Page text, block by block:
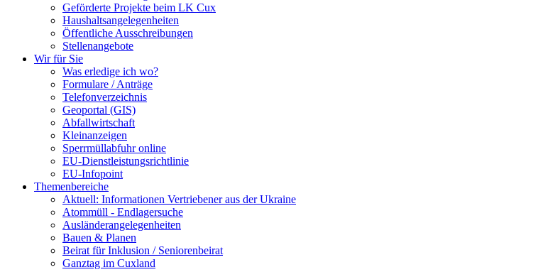
Geförderte Projekte beim LK Cux
Haushaltsangelegenheiten
Öffentliche Ausschreibungen
Stellenangebote
Wir für Sie
Was erledige ich wo?
Formulare / Anträge
Telefonverzeichnis
Geoportal (GIS)
Abfallwirtschaft
Kleinanzeigen
Sperrmüllabfuhr online
EU-Dienstleistungsrichtlinie
EU-Infopoint
Themenbereiche
Aktuell: Informationen Vertriebener aus der Ukraine
Atommüll - Endlagersuche
Ausländerangelegenheiten
Bauen & Planen
Beirat für Inklusion / Seniorenbeirat
Ganztag im Cuxland